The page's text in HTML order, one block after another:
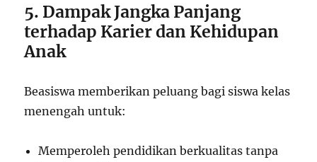
5. Dampak Jangka Panjang
terhadap Karier dan Kehidupan
Anak
Beasiswa memberikan peluang bagi siswa kelas
menengah untuk:
Memperoleh pendidikan berkualitas tanpa